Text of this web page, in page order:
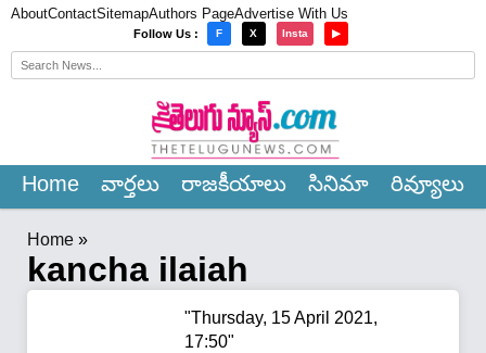
AboutContactSitemapAuthors PageAdvertise With Us
Follow Us : F X Insta ▶
Home వార్త‌లు రాజ‌కీయాలు సినిమా రివ్యూలు
Home »
kancha ilaiah
"Thursday, 15 April 2021,
17:50"